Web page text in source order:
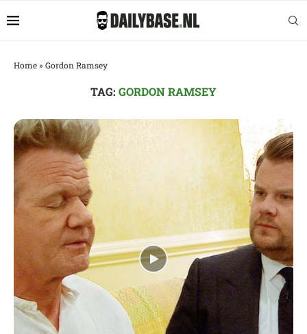
Home» Gordon Ramsey
TAG: GORDON RAMSEY